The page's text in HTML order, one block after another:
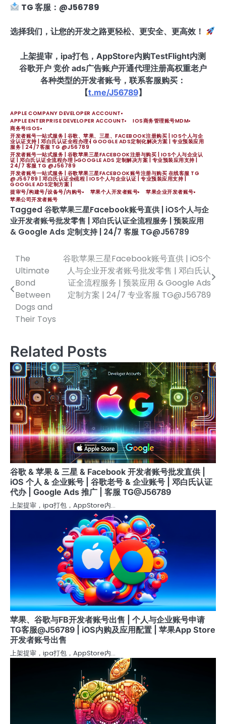
TG 客服：@J56789
选择我们，让您的开发之路更轻松、更安全、更高效！
上架提审，ipa打包，AppStore内购TestFlight内测
谷歌开户 竞价 ads广告账户开通代理注册高权重老户
各种类型的开发者账号，联系客服购买：
【t.me/J56789】
APPLE COMPANY DEVELOPER ACCOUNT
APPLE ENTERPRISE DEVELOPER ACCOUNT
IOS商务管理账号MDM
商务号ISOS
开发者账号一站式服务 | 谷歌、苹果、三星、FACEBOOK注册购买 | IOS个人与企
业认证支持 | 邓白氏认证全程办理 | GOOGLE ADS定制化解决方案 | 专业预装应用
服务 | 24/7客服 TG @J56789
开发者账号一站式服务 | 谷歌苹果三星FACEBOOK注册与购买 | IOS个人与企业认
证 | 邓白氏认证全流程办理 | GOOGLE ADS 定制解决方案 | 专业预装应用支持 |
24/7 客服 TG @J56789
开发者账号一站式服务 | 谷歌苹果三星FACEBOOK账号注册与购买 在线客服 TG
@J56789 | 邓白氏认证全流程 | IOS个人与企业认证 | 专业预装应用支持 |
GOOGLE ADS定制方案 |
提审号/构建号/设备号/内购号
苹果个人开发者账号
苹果企业开发者账号
苹果公司开发者账号
Tagged 谷歌苹果三星Facebook账号直供 | iOS个人与企
业开发者账号批发零售 | 邓白氏认证全流程服务 | 预装应用
& Google Ads 定制支持 | 24/7 客服 TG@J56789
文
章
导
航
The
Ultimate
Bond
Between
Dogs and
Their Toys
谷歌苹果三星Facebook账号直供 | iOS个
人与企业开发者账号批发零售 | 邓白氏认
证全流程服务 | 预装应用 & Google Ads
定制方案 | 24/7 专业客服 TG@J56789
Related Posts
谷歌 & 苹果 & 三星 & Facebook 开发者账号批发直供 |
iOS 个人 & 企业账号 | 谷歌老号 & 企业账号 | 邓白氏认证
代办 | Google Ads 推广 | 客服 TG@J56789
上架提审，ipa打包，AppStore内…
苹果、谷歌与FB开发者账号出售 | 个人与企业账号申请
TG客服@J56789 | iOS内购及应用配置 | 苹果App Store
开发者账号出售
上架提审，ipa打包，AppStore内…